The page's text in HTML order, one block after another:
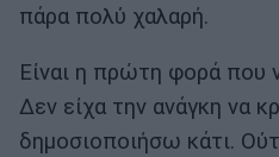
πάρα πολύ χαλαρή.
Είναι η πρώτη φορά που
Δεν είχα την ανάγκη να
δημοσιοποιήσω κάτι.